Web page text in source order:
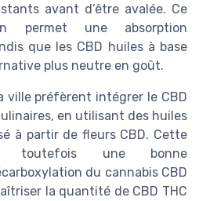
avant d’être avalée. Ce
permet une absorption
que les CBD huiles à base
plus neutre en goût.
ville préfèrent intégrer le CBD
en utilisant des huiles
à partir de fleurs CBD. Cette
toutefois une bonne
du cannabis CBD
la quantité de CBD THC